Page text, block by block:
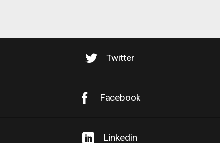
Twitter
Facebook
Linkedin